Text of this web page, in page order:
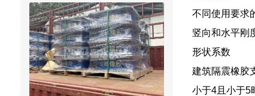
不同使用要求
竖向和水平刚
形状系数
建筑隔震橡胶
小于4且小于5